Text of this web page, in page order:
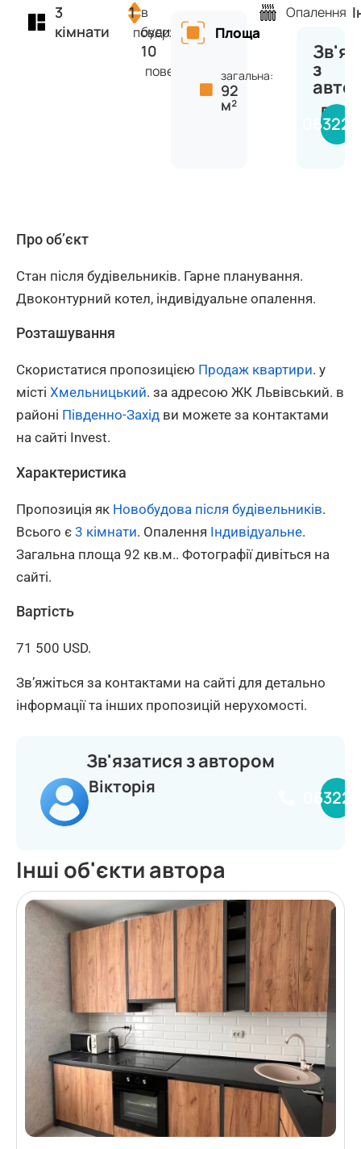
3
кімнати
1
поверх
в
будинку
10
поверхів
Площа
загальна:
92
м²
Опалення
з
Про об’єкт
Стан після будівельників. Гарне планування.
Двоконтурний котел, індивідуальне опалення.
Розташування
Скористатися пропозицією Продаж квартири. у
місті Хмельницький. за адресою ЖК Львівський. в
районі Південно-Захід ви можете за контактами
на сайті Invest.
Характеристика
Пропозиція як Новобудова після будівельників.
Всього є 3 кімнати. Опалення Індивідуальне.
Загальна площа 92 кв.м.. Фотографії дивіться на
сайті.
Вартість
71 500 USD.
Зв’яжіться за контактами на сайті для детально
інформації та інших пропозицій нерухомості.
Зв'язатися з автором
Вікторія
Інші об'єкти автора